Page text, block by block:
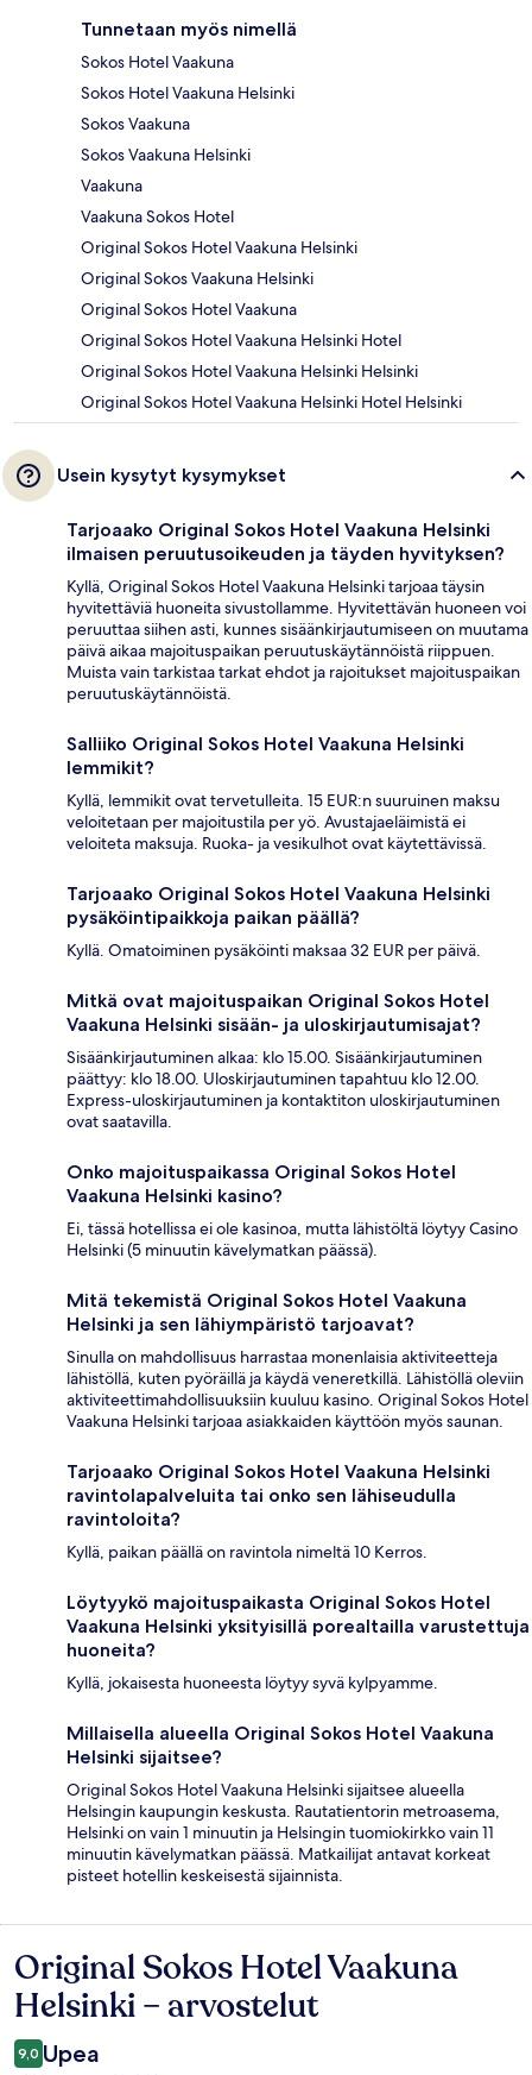
Tunnetaan myös nimellä
Sokos Hotel Vaakuna
Sokos Hotel Vaakuna Helsinki
Sokos Vaakuna
Sokos Vaakuna Helsinki
Vaakuna
Vaakuna Sokos Hotel
Original Sokos Hotel Vaakuna Helsinki
Original Sokos Vaakuna Helsinki
Original Sokos Hotel Vaakuna
Original Sokos Hotel Vaakuna Helsinki Hotel
Original Sokos Hotel Vaakuna Helsinki Helsinki
Original Sokos Hotel Vaakuna Helsinki Hotel Helsinki
Usein kysytyt kysymykset
Tarjoaako Original Sokos Hotel Vaakuna Helsinki
ilmaisen peruutusoikeuden ja täyden hyvityksen?
Kyllä, Original Sokos Hotel Vaakuna Helsinki tarjoaa täysin
hyvitettäviä huoneita sivustollamme. Hyvitettävän huoneen voi
peruuttaa siihen asti, kunnes sisäänkirjautumiseen on muutama
päivä aikaa majoituspaikan peruutuskäytännöistä riippuen.
Muista vain tarkistaa tarkat ehdot ja rajoitukset majoituspaikan
peruutuskäytännöistä.
Salliiko Original Sokos Hotel Vaakuna Helsinki
lemmikit?
Kyllä, lemmikit ovat tervetulleita. 15 EUR:n suuruinen maksu
veloitetaan per majoitustila per yö. Avustajaeläimistä ei
veloiteta maksuja. Ruoka- ja vesikulhot ovat käytettävissä.
Tarjoaako Original Sokos Hotel Vaakuna Helsinki
pysäköintipaikkoja paikan päällä?
Kyllä. Omatoiminen pysäköinti maksaa 32 EUR per päivä.
Mitkä ovat majoituspaikan Original Sokos Hotel
Vaakuna Helsinki sisään- ja uloskirjautumisajat?
Sisäänkirjautuminen alkaa: klo 15.00. Sisäänkirjautuminen
päättyy: klo 18.00. Uloskirjautuminen tapahtuu klo 12.00.
Express-uloskirjautuminen ja kontaktiton uloskirjautuminen
ovat saatavilla.
Onko majoituspaikassa Original Sokos Hotel
Vaakuna Helsinki kasino?
Ei, tässä hotellissa ei ole kasinoa, mutta lähistöltä löytyy Casino
Helsinki (5 minuutin kävelymatkan päässä).
Mitä tekemistä Original Sokos Hotel Vaakuna
Helsinki ja sen lähiympäristö tarjoavat?
Sinulla on mahdollisuus harrastaa monenlaisia aktiviteetteja
lähistöllä, kuten pyöräillä ja käydä veneretkillä. Lähistöllä oleviin
aktiviteettimahdollisuuksiin kuuluu kasino. Original Sokos Hotel
Vaakuna Helsinki tarjoaa asiakkaiden käyttöön myös saunan.
Tarjoaako Original Sokos Hotel Vaakuna Helsinki
ravintolapalveluita tai onko sen lähiseudulla
ravintoloita?
Kyllä, paikan päällä on ravintola nimeltä 10 Kerros.
Löytyykö majoituspaikasta Original Sokos Hotel
Vaakuna Helsinki yksityisillä porealtailla varustettuja
huoneita?
Kyllä, jokaisesta huoneesta löytyy syvä kylpyamme.
Millaisella alueella Original Sokos Hotel Vaakuna
Helsinki sijaitsee?
Original Sokos Hotel Vaakuna Helsinki sijaitsee alueella
Helsingin kaupungin keskusta. Rautatientorin metroasema,
Helsinki on vain 1 minuutin ja Helsingin tuomiokirkko vain 11
minuutin kävelymatkan päässä. Matkailijat antavat korkeat
pisteet hotellin keskeisestä sijainnista.
Arvostelut
Original Sokos Hotel Vaakuna
Helsinki – arvostelut
9,0 Upea